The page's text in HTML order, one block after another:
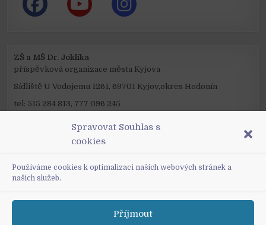
Spravovat Souhlas s
cookies
Používáme cookies k optimalizaci našich webových stránek a
našich služeb.
Příjmout
ZŠ a MŠ Dr. Joklíka
příspěvková organizace města Kyjova
Sídliště U Vodojemu 1261, 69701 Kyjov,okres Hodonín
tel: 515 284 813, 777 096 245